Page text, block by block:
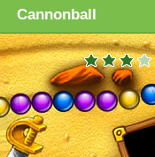
Cannonball